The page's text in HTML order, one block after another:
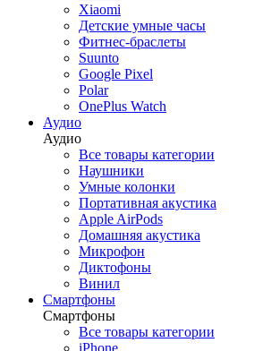
Умный дом
Dyson
Инструменты
Аксессуары
Климат
Назад
Красота и здоровье
Все товары категории
Фены Dyson
Стайлеры Dyson
Выпрямители волос Dyson
Фены Dreame
Аксессуары Dyson
Винил
Xiaomi
Детские умные часы
Фитнес-браслеты
Suunto
Google Pixel
Polar
OnePlus Watch
Аудио
Аудио
Все товары категории
Наушники
Умные колонки
Портативная акустика
Apple AirPods
Домашняя акустика
Микрофон
Диктофоны
Винил
Смартфоны
Смартфоны
Все товары категории
iPhone